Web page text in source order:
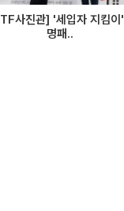
사진관] '세입자 지킴이'
명패..